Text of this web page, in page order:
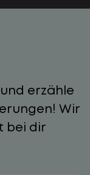
erzähle
Wir
bei dir